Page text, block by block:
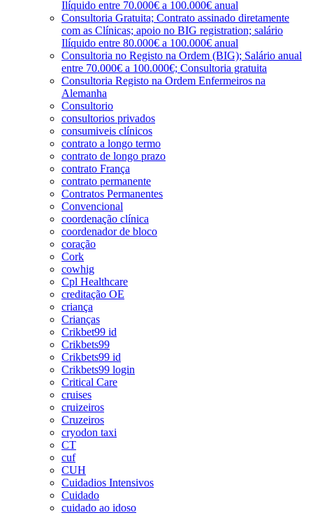
Ilíquido entre 70.000€ a 100.000€ anual
Consultoria Gratuita; Contrato assinado diretamente
com as Clínicas; apoio no BIG registration; salário
Ilíquido entre 80.000€ a 100.000€ anual
Consultoria no Registo na Ordem (BIG); Salário anual
entre 70.000€ a 100.000€; Consultoria gratuita
Consultoria Registo na Ordem Enfermeiros na
Alemanha
Consultorio
consultorios privados
consumiveis clínicos
contrato a longo termo
contrato de longo prazo
contrato França
contrato permanente
Contratos Permanentes
Convencional
coordenação clínica
coordenador de bloco
coração
Cork
cowhig
Cpl Healthcare
creditação OE
criança
Crianças
Crikbet99 id
Crikbets99
Crikbets99 id
Crikbets99 login
Critical Care
cruises
cruizeiros
Cruzeiros
cryodon taxi
CT
cuf
CUH
Cuidadios Intensivos
Cuidado
cuidado ao idoso